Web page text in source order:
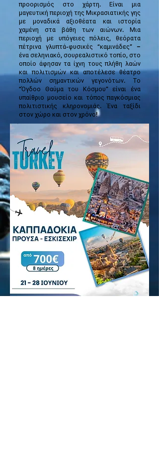
προορισμός στο χάρτη. Είναι μια
μαγευτική περιοχή της Μικρασιατικής γης
με μοναδικά αξιοθέατα και ιστορία
χαμένη στα βάθη των αιώνων. Μια
περιοχή με υπόγειες πόλεις, θεόρατα
πέτρινα γλυπτά-φυσικές “καμινάδες” –
ένα σεληνιακό, σουρεαλιστικό τοπίο, στο
οποίο άφησαν τα ίχνη τους πλήθη λαών
και πολιτισμών και αποτέλεσε θέατρο
πολλών σημαντικών γεγονότων. Το
“Όγδοο Θαύμα του Κόσμου” είναι ένα
υπαίθριο μουσείο και τόπος παγκόσμιας
πολιτιστικής κληρονομιάς. Ένα ταξίδι
στον χώρο και στον χρόνο!